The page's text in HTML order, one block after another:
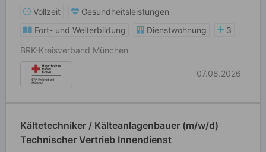
Vollzeit
Gesundheitsleistungen
Fort- und Weiterbildung
Dienstwohnung
3
BRK-Kreisverband München
07.08.2026
Kältetechniker / Kälteanlagenbauer (m/w/d)
Technischer Vertrieb Innendienst